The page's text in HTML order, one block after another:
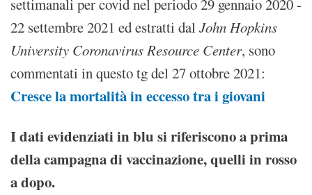
settimanali per covid nel periodo 29 gennaio 2020 -
22 settembre 2021 ed estratti dal John Hopkins
University Coronavirus Resource Center, sono
commentati in questo tg del 27 ottobre 2021:
Cresce la mortalità in eccesso tra i giovani
I dati evidenziati in blu si riferiscono a prima
della campagna di vaccinazione, quelli in rosso
a dopo.